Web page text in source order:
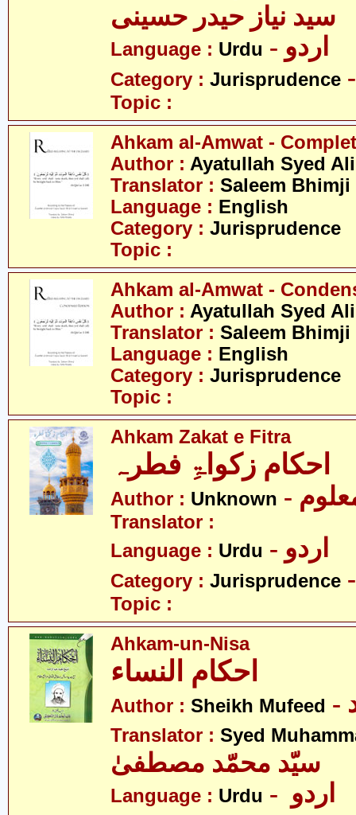
سید نیاز حیدر حسینی
Language : Urdu - اردو
Category : Jurisprudence
Topic :
Ahkam al-Amwat -
Author : Ayatullah Syed
Translator : Saleem Bhimji
Language : English
Category : Jurisprudence
Topic :
Ahkam al-Amwat -
Author : Ayatullah Syed
Translator : Saleem Bhimji
Language : English
Category : Jurisprudence
Topic :
Ahkam Zakat e Fitra
احکام زکواۃِ فطرہ
Author : Unknown معلوم
Translator :
Language : Urdu - اردو
Category : Jurisprudence
Topic :
Ahkam-un-Nisa
احکام النساء
Author : Sheikh Mufeed
Translator : Syed
Language : Urdu